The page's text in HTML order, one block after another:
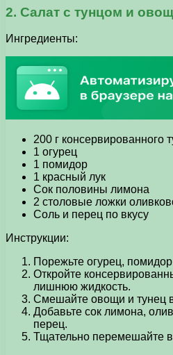
2. Салат с тунцом и
Ингредиенты:
200 г консервированного
1 огурец
1 помидор
1 красный лук
Сок половины лимона
2 столовые ложки
Соль и перец по вкусу
Инструкции:
Порежьте огурец,
Откройте
лишнюю жидкость.
Смешайте овощи и тунец
Добавьте сок лимона,
перец.
Тщательно перемешайте